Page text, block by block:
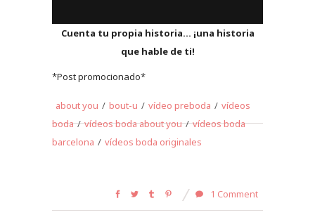
Cuenta tu propia historia… ¡una historia
que hable de ti!
*Post promocionado*
about you / bout-u / vídeo preboda / vídeos
boda / vídeos boda about you / vídeos boda
barcelona / vídeos boda originales
1 Comment